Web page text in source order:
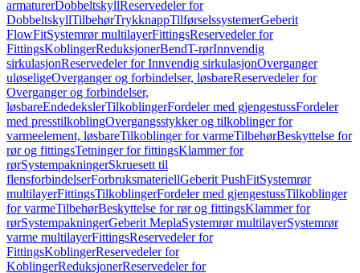
armaturerDobbeltskyllReservedeler for
DobbeltskyllTilbehørTrykknappTilførselssystemerGeberit
FlowFitSystemrør multilayerFittingsReservedeler for
FittingsKoblingerReduksjonerBendT-rørInnvendig
sirkulasjonReservedeler for Innvendig sirkulasjonOverganger
uløseligeOverganger og forbindelser, løsbareReservedeler for
Overganger og forbindelser,
løsbareEndedekslerTilkoblingerFordeler med gjengestussFordeler
med presstilkoblingOvergangsstykker og tilkoblinger for
varmeelement, løsbareTilkoblinger for varmeTilbehørBeskyttelse for
rør og fittingsTetninger for fittingsKlammer for
rørSystempakningerSkruesett til
flensforbindelserForbruksmateriellGeberit PushFitSystemrør
multilayerFittingsTilkoblingerFordeler med gjengestussTilkoblinger
for varmeTilbehørBeskyttelse for rør og fittingsKlammer for
rørSystempakningerGeberit MeplaSystemrør multilayerSystemrør
varme multilayerFittingsReservedeler for
FittingsKoblingerReservedeler for
KoblingerReduksjonerReservedeler for